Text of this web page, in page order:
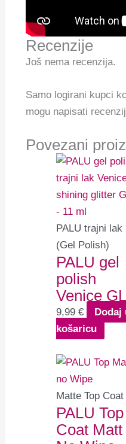
Recenzije
Još nema recenzija.
Samo logirani kupci
mogu napisati
Povezani
PALU trajni lak
(Gel Polish)
PALU gel
polish
Venice
9,99€
Dodaj
košaricu
Matte Top Coat
PALU Top
Coat Matt